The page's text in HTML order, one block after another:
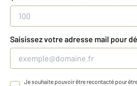
Saisissez votre adresse mail pour
Je souhaite pouvoir être recontacté pour